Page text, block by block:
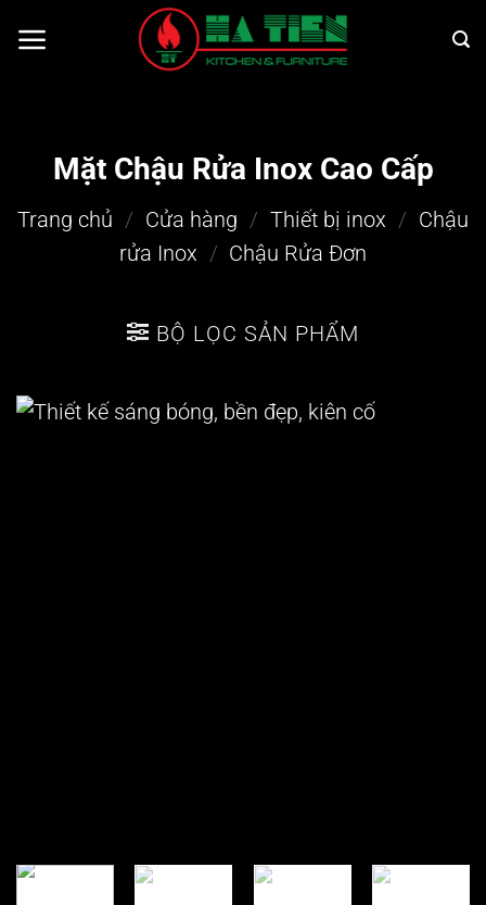
qua
Mặt Chậu Rửa Inox Cao Cấp
Trang chủ / Cửa hàng / Thiết bị inox / Chậu
rửa Inox / Chậu Rửa Đơn
BỘ LỌC SẢN PHẨM